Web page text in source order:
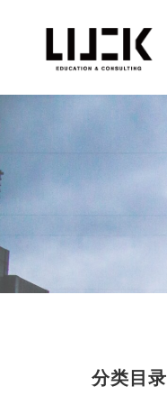
分类目录